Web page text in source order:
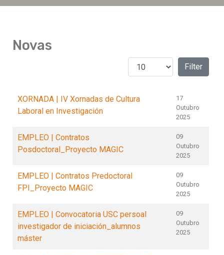
Novas
Amosar # Filter
XORNADA | IV Xornadas de Cultura
Laboral en Investigación
17
Outubro
2025
EMPLEO | Contratos
Posdoctoral_Proyecto MAGIC
09
Outubro
2025
EMPLEO | Contratos Predoctoral
FPI_Proyecto MAGIC
09
Outubro
2025
EMPLEO | Convocatoria USC persoal
investigador de iniciación_alumnos
máster
09
Outubro
2025